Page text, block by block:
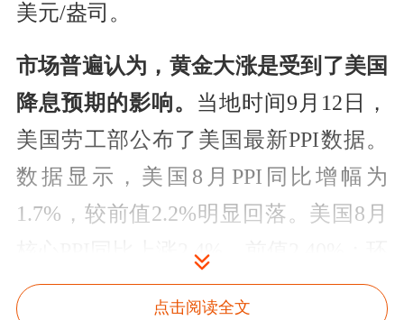
美元/盎司。
市场普遍认为，黄金大涨是受到了美国
降息预期的影响。 当地时间9月12日，
美国劳工部公布了美国最新PPI数据。
数据显示，美国8月PPI同比增幅为
1.7%，较前值2.2%明显回落。美国8月
核心PPI同比上涨2.4%，前值2.40%；环
比上涨0.3%，前值由0%修正为-0.2%。
点击阅读全文